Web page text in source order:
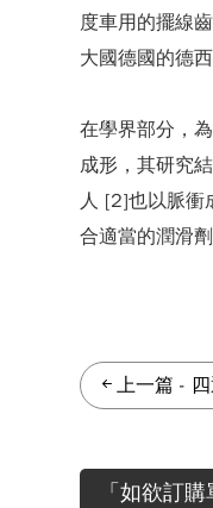
度車用的擺線
大國德國的德
在學界部分，
成形，其研究
人 [2]也以脈衝
合適當的潤滑
上一篇 -
「如欲訂